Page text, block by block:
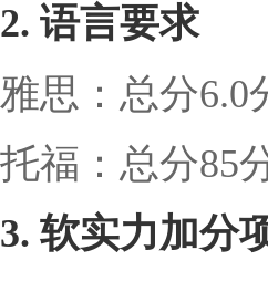
2. 语言要求
雅思：总分6.0
托福：总分85
3. 软实力加分